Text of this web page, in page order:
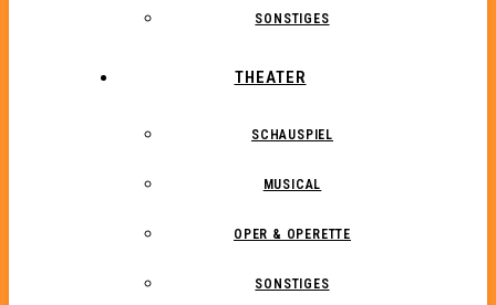
SONSTIGES
THEATER
SCHAUSPIEL
MUSICAL
OPER & OPERETTE
SONSTIGES